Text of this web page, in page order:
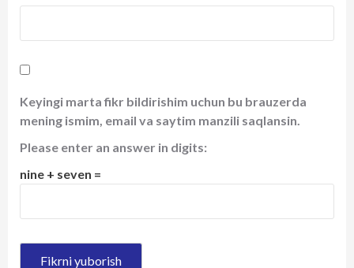
Keyingi marta fikr bildirishim uchun bu brauzerda
mening ismim, email va saytim manzili saqlansin.
Please enter an answer in digits:
nine + seven =